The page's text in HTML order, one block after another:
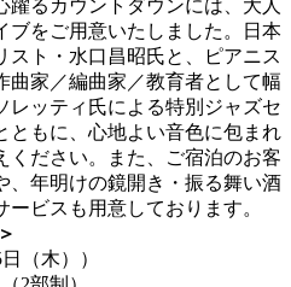
躍るカウントダウンには、大人
ブをご用意いたしました。日本
スト・水口昌昭氏と、ピアニス
曲家／編曲家／教育者として幅
レッティ氏による特別ジャズセ
ともに、心地よい音色に包まれ
ください。また、ご宿泊のお客
、年明けの鏡開き・振る舞い酒
ビスも用意しております。
（木））